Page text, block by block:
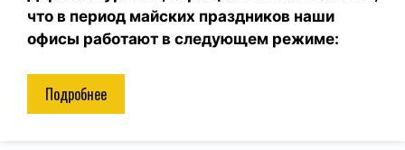
что в период майских праздников наши
офисы работают в следующем режиме:
Подробнее